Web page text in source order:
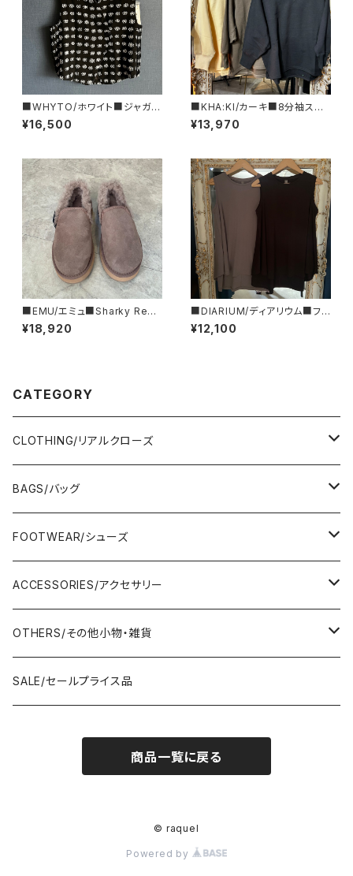
■WHYTO/ホワイト■ジャガー
ド・アシンメトリーベスト■WHT
26HBL4095
¥16,500
■KHA:KI/カーキ■8分袖スウ
ェットシャツ■MIL26HCS347
3■
¥13,970
■EMU/エミュ■Sharky Reef
■JAPAN LIMITEDムートンシ
ューズ
¥18,920
■DIARIUM/ディアリウム■フレ
アー・タンクトップ■初秋新作！
■MADE IN JAPAN
¥12,100
CATEGORY
CLOTHING/リアルクローズ
TOPS/トップス
Adonisis/アドニシス
AMERICANA/アメリカーナ
IN-PROCESS Tokyo/インプロセストーキョー
BOTOMS/ボトム
Adonisis/アドニシス
amherst/アムハースト
FANTASTICDAYS/ファンタステックデイズ
Le Melange/ル・メランジュ
ONE-PIECE/ワンピース
anana/アナナ
J.Sloane/ジェイスロアン
OUTER/アウター
anana/アナナ
BAGS/バッグ
HAND BAG/ハンドバッグ
mononogu/もののぐ
IMPORT/インポート
SHOULDER BAG/ショルダーバッグ
mononogu/もののぐ
IMPORT/インポート
TOTE BAG/トートバッグ
mononogu/もののぐ
OTHERS/その他
IMPORT/インポート
FOOTWEAR/シューズ
PUMPS/パンプス
コツコツ
IMPORT/インポート
SANDAL/サンダル
コツコツ
BOOTS/ブーツ
IMPORT/インポート
2STAR/ツースター
OTHERS/その他
ACCESSORIES/アクセサリー
EARRINGS/イヤリング
RING/指輪
NECKLACE/ネックレス
OTHERS/その他小物・雑貨
BELT/ベルト
WALLET/財布
SALE/セールプライス品
商品一覧に戻る
© raquel
Powered by